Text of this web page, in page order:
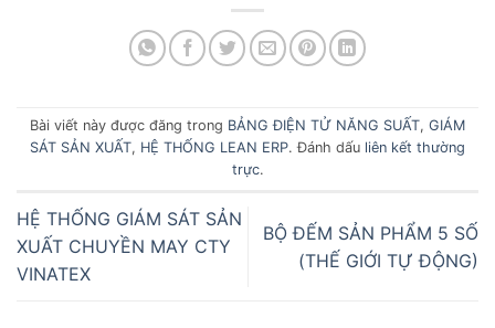
Bài viết này được đăng trong BẢNG ĐIỆN TỬ NĂNG SUẤT, GIÁM
SÁT SẢN XUẤT, HỆ THỐNG LEAN ERP. Đánh dấu liên kết thường
trực.
HỆ THỐNG GIÁM SÁT SẢN
XUẤT CHUYỀN MAY CTY
VINATEX
BỘ ĐẾM SẢN PHẨM 5 SỐ
(THẾ GIỚI TỰ ĐỘNG)